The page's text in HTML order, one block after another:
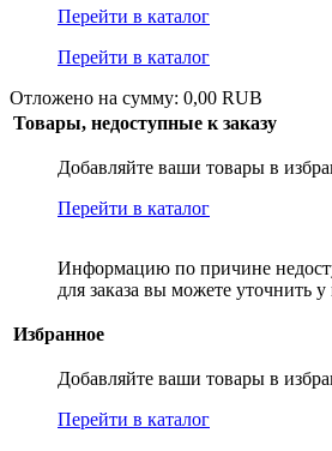
Перейти в каталог
Перейти в каталог
Отложено на сумму: 0,00 RUB
Товары, недоступные к заказу
Добавляйте ваши товары в
Перейти в каталог
Информацию по причине
для заказа вы можете уточнить
Избранное
Добавляйте ваши товары в
Перейти в каталог